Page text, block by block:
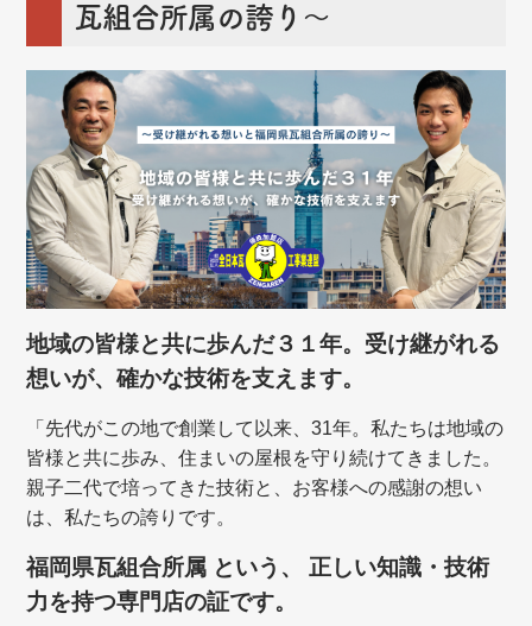
瓦組合所属の誇り～
地域の皆様と共に歩んだ３１年。受け継がれる
想いが、確かな技術を支えます。
「先代がこの地で創業して以来、31年。私たちは地域の
皆様と共に歩み、住まいの屋根を守り続けてきました。
親子二代で培ってきた技術と、お客様への感謝の想い
は、私たちの誇りです。
福岡県瓦組合所属 という、 正しい知識・技術
力を持つ専門店の証です。